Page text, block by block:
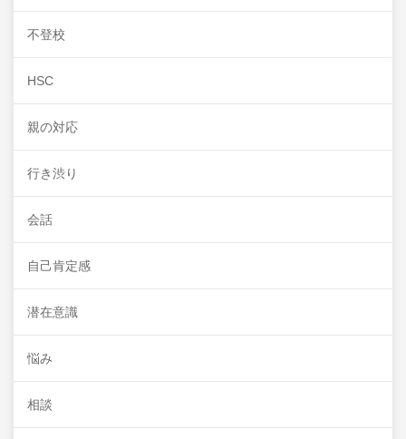
不登校
HSC
親の対応
行き渋り
会話
自己肯定感
潜在意識
悩み
相談